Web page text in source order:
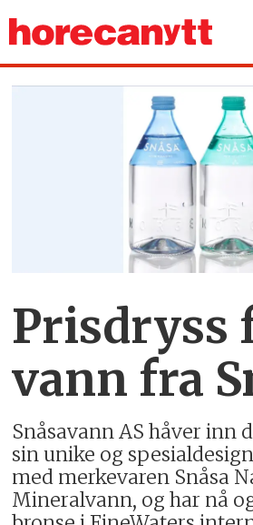
Prisdryss
vann fra
Snåsavann AS håver inn
sin unike og
med merkevaren Snåsa
Mineralvann, og har nå